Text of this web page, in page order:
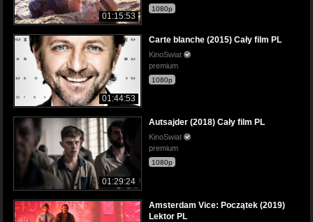
01:15:53
1080p
01:44:53
Carte blanche (2015) Cały film PL
KinoSwiat
premium
1080p
01:29:24
Autsajder (2018) Cały film PL
KinoSwiat
premium
1080p
Amsterdam Vice: Początek (2019)
Lektor PL